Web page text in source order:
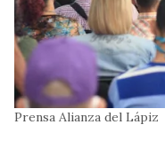
Prensa Alianza del Lápiz